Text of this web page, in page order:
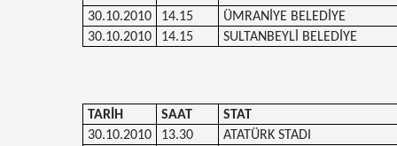
30.10.2010 14.15
ÜMRANİYE BELEDİYE
30.10.2010
14.15 SULTANBEYLİ BELEDİYE
TARİH SAAT
STAT
30.10.2010
13.30
ATATÜRK STADI